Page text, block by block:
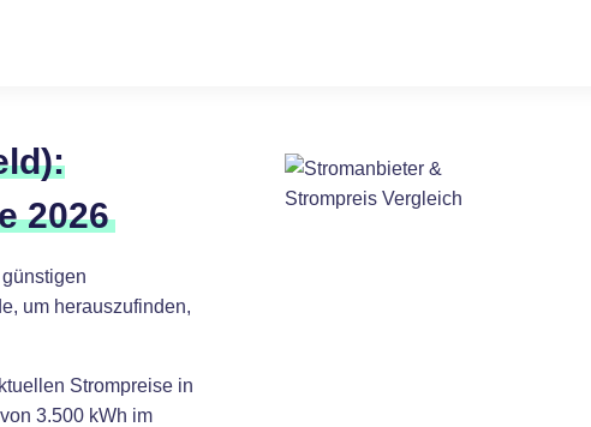
2026
um herauszufinden,
Strompreise in
3.500 kWh im